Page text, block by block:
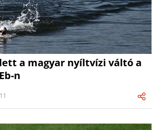
a magyar nyíltvízi váltó a
n
11